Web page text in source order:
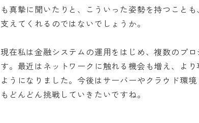
も真摯に聞いたりと、こういった姿勢を持つことも
支えてくれるのではないでしょうか。
現在私は金融システムの運用をはじめ、複数のプロ
す。最近はネットワークに触れる機会も増え、よ
ようになりました。今後はサーバーやクラウド環
もどんどん挑戦していきたいですね。